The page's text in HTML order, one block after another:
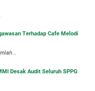
Terhadap Cafe Melodi
Desak Audit Seluruh SPPG